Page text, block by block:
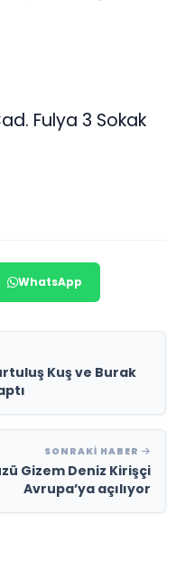
Fulya 3 Sokak
WhatsApp
Kuş ve Burak
SONRAKI HABER
Gizem Deniz Kirişçi
Avrupa’ya açılıyor